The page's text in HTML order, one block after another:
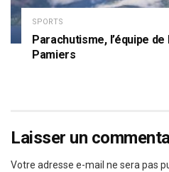
SPORTS
Parachutisme, l’équipe de
Pamiers
Laisser un
Votre adresse e-mail ne sera pas